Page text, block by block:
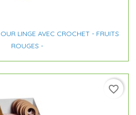
LINGE AVEC CROCHET - FRUITS
ROUGES -
favorite_border